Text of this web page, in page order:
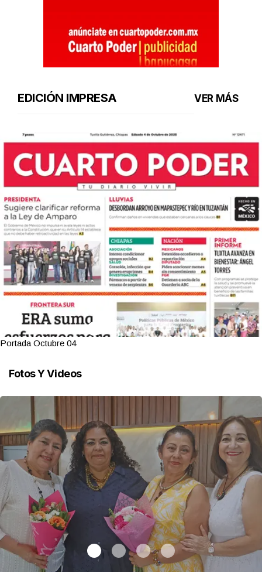
EDICIÓN IMPRESA VER MÁS
Portada Octubre 04
Fotos Y Videos